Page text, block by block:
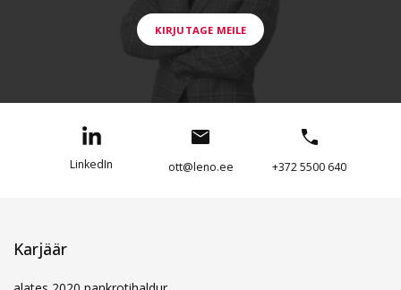
KIRJUTAGE MEILE
LinkedIn ott@leno.ee +372 5500 640
Karjäär